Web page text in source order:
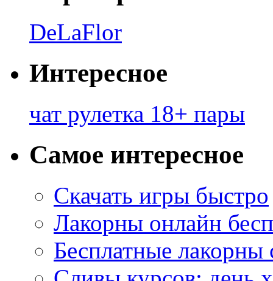
DeLaFlor
Интересное
чат рулетка 18+ пары
Самое интересное
Скачать игры быстро
Лакорны онлайн
Бесплатные лакорны